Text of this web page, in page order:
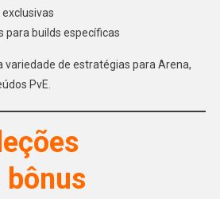
para builds específicas
variedade de estratégias para Arena,
PvE.